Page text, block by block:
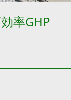
率GHP